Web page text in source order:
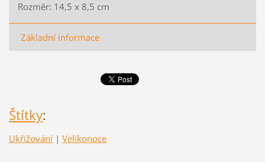
Rozměr: 14,5 x 8,5 cm
Základní informace
Štítky:
Ukřižování | Velikonoce